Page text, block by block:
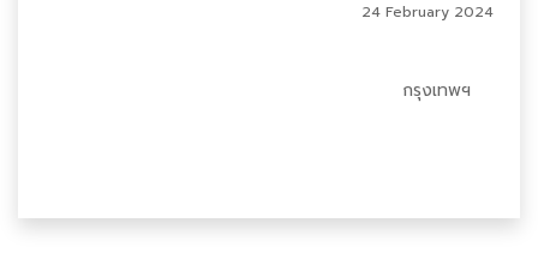
กรุงเทพฯ
24 February 2024